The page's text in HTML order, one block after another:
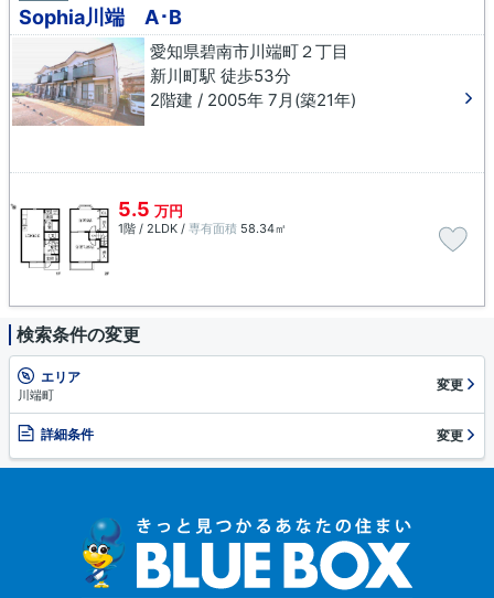
Sophia川端 A･B
愛知県碧南市川端町２丁目
新川町駅 徒歩53分
2階建 / 2005年 7月(築21年)
5.5 万円
1階 / 2LDK / 専有面積 58.34㎡
検索条件の変更
エリア
川端町
変更
詳細条件 変更